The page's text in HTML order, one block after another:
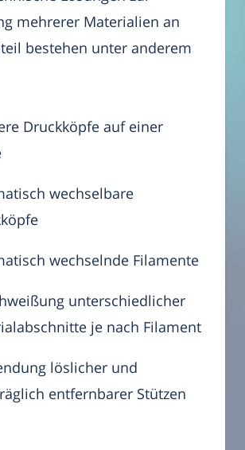
mehrerer Materialien an
bestehen unter anderem
Druckköpfe auf einer
wechselbare
wechselnde Filamente
unterschiedlicher
je nach Filament
löslicher und
entfernbarer Stützen